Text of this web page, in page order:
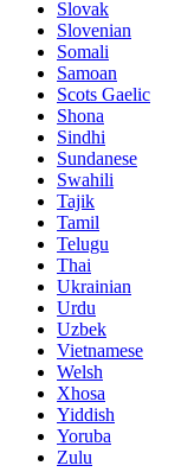
Slovak
Slovenian
Somali
Samoan
Scots Gaelic
Shona
Sindhi
Sundanese
Swahili
Tajik
Tamil
Telugu
Thai
Ukrainian
Urdu
Uzbek
Vietnamese
Welsh
Xhosa
Yiddish
Yoruba
Zulu